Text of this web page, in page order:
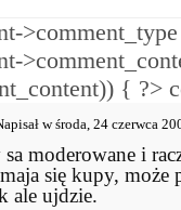
{ ?>
w środa, 24 czerwca
moderowane i
się kupy, może
ale ujdzie.